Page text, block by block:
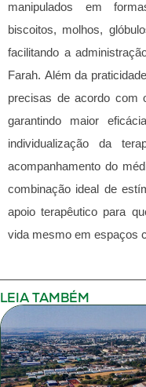
manipulados em
biscoitos, molhos,
facilitando a
Farah. Além da
precisas de acordo com
garantindo maior
individualização da
acompanhamento do
combinação ideal de
apoio terapêutico para
vida mesmo em espaços
LEIA TAMBÉM